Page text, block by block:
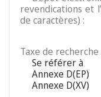
revendications et
de caractères) :
Taxe de recherche
Se référer à
Annexe D(EP)
Annexe D(XV)